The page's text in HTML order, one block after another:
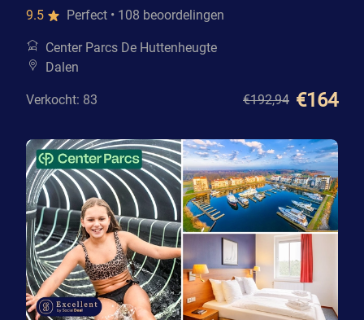
9.5 Perfect • 108 beoordelingen
Center Parcs De Huttenheugte
Dalen
Verkocht: 83 €192,94 €164